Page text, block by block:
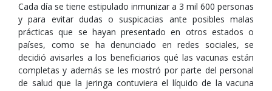
Cada día se tiene estipulado inmunizar a 3 mil 600 personas
y para evitar dudas o suspicacias ante posibles malas
prácticas que se hayan presentado en otros estados o
países, como se ha denunciado en redes sociales, se
decidió avisarles a los beneficiarios qué las vacunas están
completas y además se les mostró por parte del personal
de salud que la jeringa contuviera el líquido de la vacuna